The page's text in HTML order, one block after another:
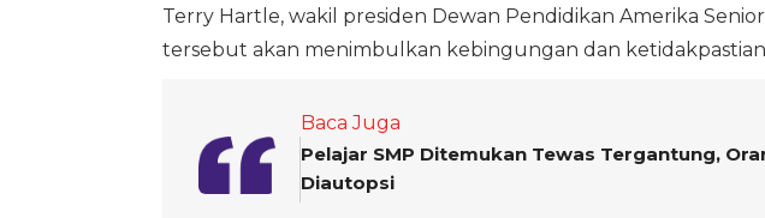
Terry Hartle, wakil presiden Dewan Pendidikan Amerika
tersebut akan menimbulkan kebingungan dan
Baca Juga
Pelajar SMP Ditemukan Tewas Tergantung,
Diautopsi